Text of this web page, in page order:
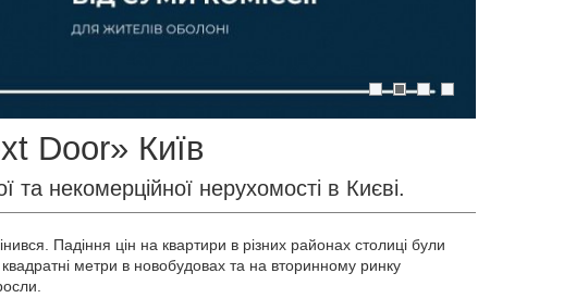
Door» Київ
та некомерційної нерухомості в Києві.
Падіння цін на квартири в різних районах столиці були
метри в новобудовах та на вторинному ринку